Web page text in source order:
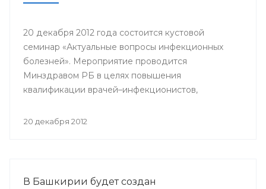
20 декабря 2012 года состоится кустовой
семинар «Актуальные вопросы инфекционных
болезней». Мероприятие проводится
Минздравом РБ в целях повышения
квалификации врачей–инфекционистов,
врачей станций скорой медицинской помощи
20 декабря 2012
В Башкирии будет создан